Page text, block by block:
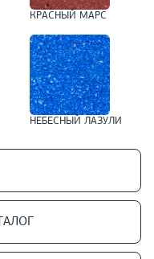
КРАСНЫЙ МАРС
НЕБЕСНЫЙ ЛАЗУЛИ